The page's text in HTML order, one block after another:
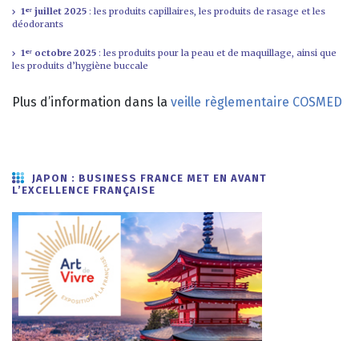
1ᵉʳ juillet 2025 : les produits capillaires, les produits de rasage et les
déodorants
1ᵉʳ octobre 2025 : les produits pour la peau et de maquillage, ainsi que
les produits d’hygiène buccale
Plus d’information dans la veille règlementaire COSMED
JAPON : BUSINESS FRANCE MET EN AVANT
L’EXCELLENCE FRANÇAISE